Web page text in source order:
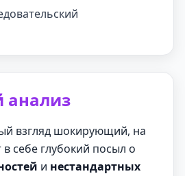
анализ
взгляд шокирующий, на
себе глубокий посыл о
и нестандартных